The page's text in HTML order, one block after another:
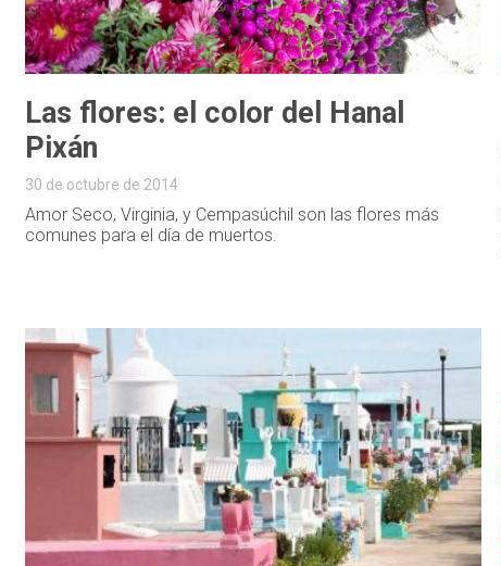
Las flores: el color del Hanal
Pixán
30 de octubre de 2014
Amor Seco, Virginia, y Cempasúchil son las flores más
comunes para el día de muertos.